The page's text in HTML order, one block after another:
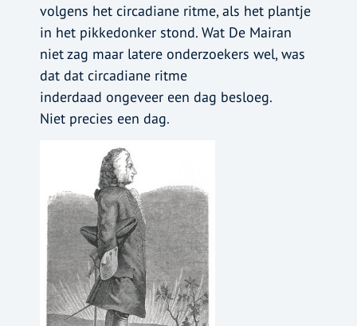
volgens het circadiane ritme, als het plantje
in het pikkedonker stond. Wat De Mairan
niet zag maar latere onderzoekers wel, was
dat dat circadiane ritme
inderdaad ongeveer een dag besloeg.
Niet precies een dag.